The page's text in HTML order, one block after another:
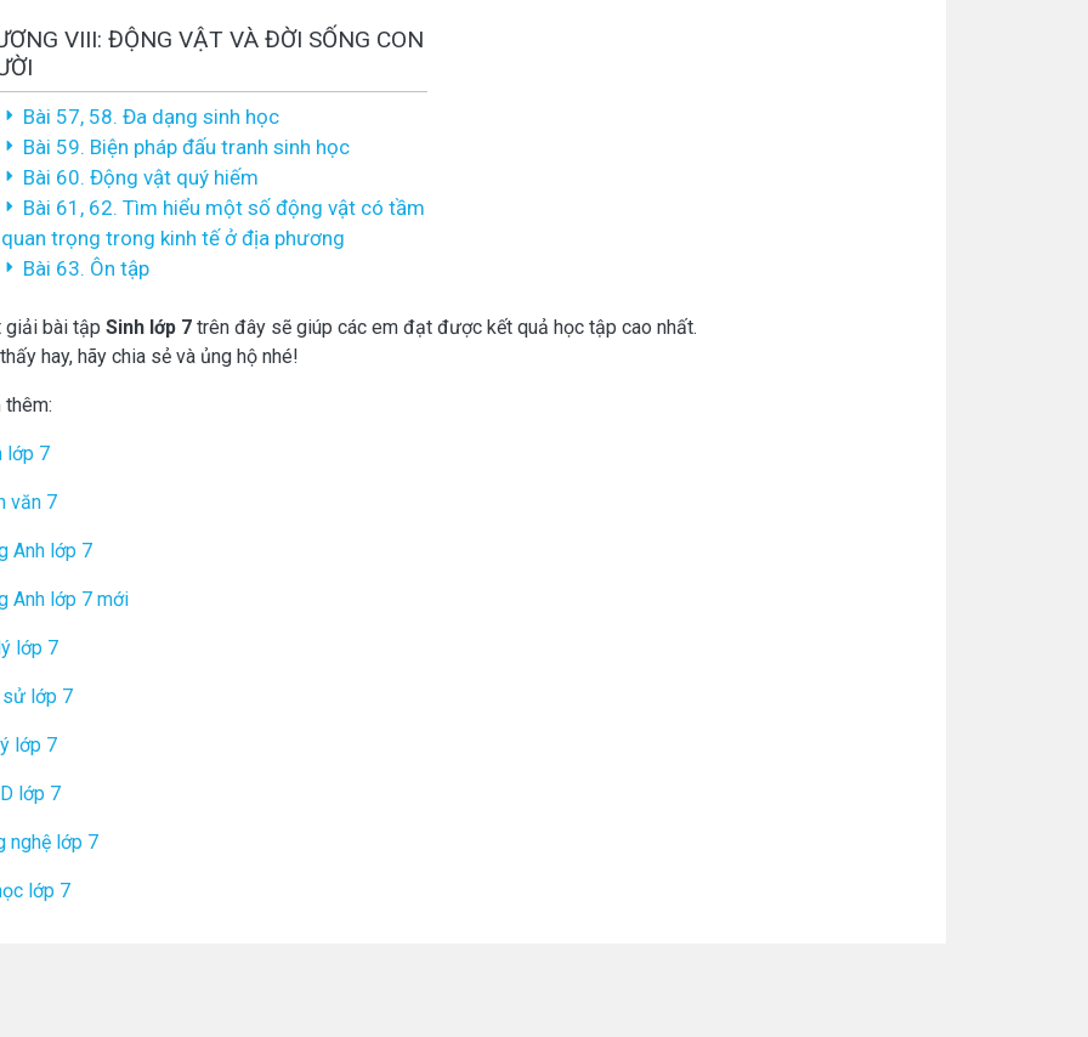
VIII: ĐỘNG VẬT VÀ ĐỜI SỐNG CON
Bài 57, 58. Đa dạng sinh học
Bài 59. Biện pháp đấu tranh sinh học
Bài 60. Động vật quý hiếm
Bài 61, 62. Tìm hiểu một số động vật có tầm
quan trọng trong kinh tế ở địa phương
Bài 63. Ôn tập
giải bài tập Sinh lớp 7 trên đây sẽ giúp các em đạt được kết quả học tập cao nhất.
hay, hãy chia sẻ và ủng hộ nhé!
thêm:
lớp 7
văn 7
Anh lớp 7
Anh lớp 7 mới
lớp 7
lớp 7
lớp 7
lớp 7
nghệ lớp 7
lớp 7